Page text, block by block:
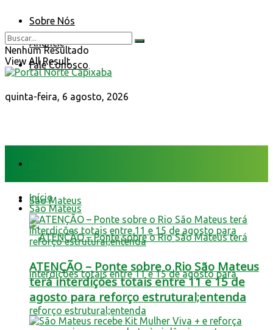
Sobre Nós
Anuncie
Fale Conosco
quinta-feira, 6 agosto, 2026
Nenhum Resultado
View All Result
São Mateus
Início
São Mateus
ATENÇÃO – Ponte sobre o Rio São Mateus
terá interdições totais entre 11 e 15 de
agosto para reforço estrutural;entenda